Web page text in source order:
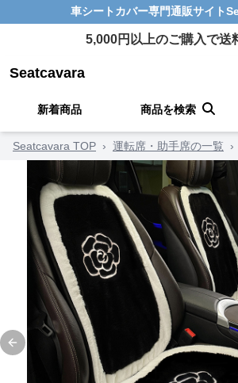
車シートカバー専門通販サイト
5,000円以上のご購入で送
Seatcavara
新着商品 商品を検索
Seatcavara TOP › 運転席・助手席の一覧 ›
Previous slide